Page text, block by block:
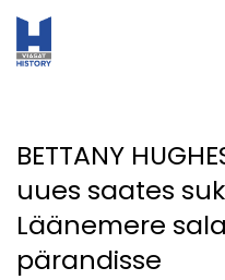
BETTANY
uues saates
Läänemere
pärandisse